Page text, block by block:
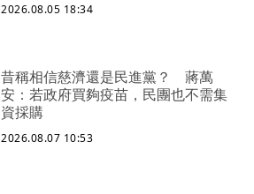
2026.08.05 18:34
昔稱相信慈濟還是民進黨？ 蔣萬
安：若政府買夠疫苗，民團也不需集
資採購
2026.08.07 10:53